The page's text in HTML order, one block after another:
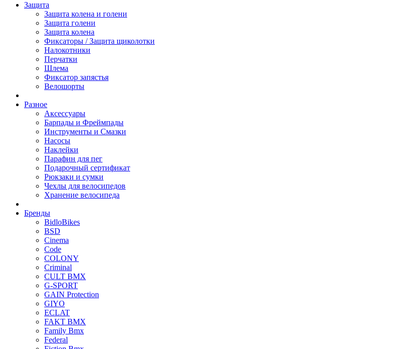
Защита
Защита колена и голени
Защита голени
Защита колена
Фиксаторы / Защита щиколотки
Налокотники
Перчатки
Шлема
Фиксатор запястья
Велошорты
Разное
Аксессуары
Барпады и Фреймпады
Инструменты и Смазки
Насосы
Наклейки
Парафин для пег
Подарочный сертификат
Рюкзаки и сумки
Чехлы для велосипедов
Хранение велосипеда
Бренды
BidloBikes
BSD
Cinema
Code
COLONY
Criminal
CULT BMX
G-SPORT
GAIN Protection
GIYO
ECLAT
FAKT BMX
Family Bmx
Federal